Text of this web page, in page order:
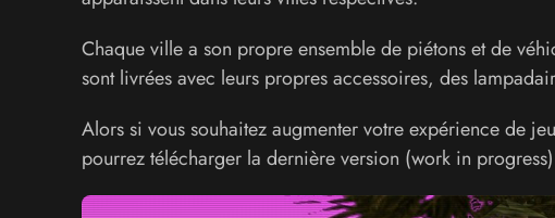
Chaque ville a son propre ensemble de piétons et de
sont livrées avec leurs propres accessoires, des
Alors si vous souhaitez augmenter votre expérience de
pourrez télécharger la dernière version (work in